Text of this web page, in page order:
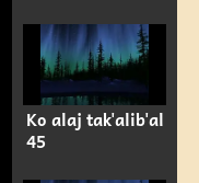
Ko alaj tak'alib'al
45